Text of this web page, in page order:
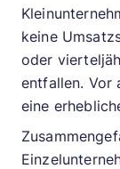
keine
oder
entfallen. Vor
eine